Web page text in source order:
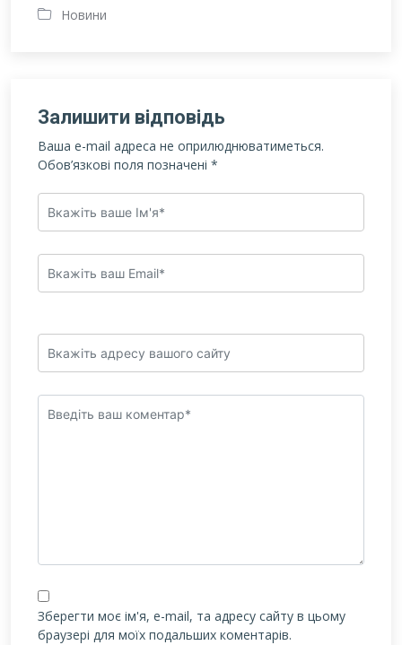
Новини
Залишити відповідь
Ваша e-mail адреса не оприлюднюватиметься.
Обов’язкові поля позначені *
Зберегти моє ім'я, e-mail, та адресу сайту в цьому
браузері для моїх подальших коментарів.